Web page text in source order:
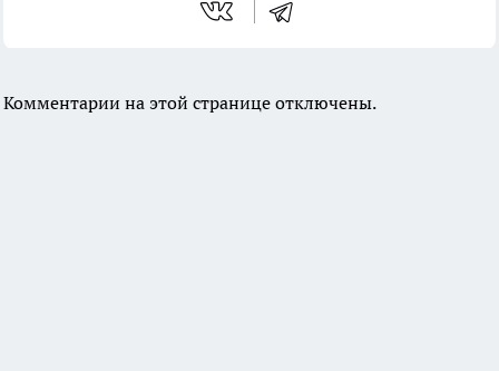
Комментарии на этой странице отключены.